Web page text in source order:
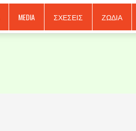
MEDIA ΣΧΕΣΕΙΣ ΖΩΔΙΑ